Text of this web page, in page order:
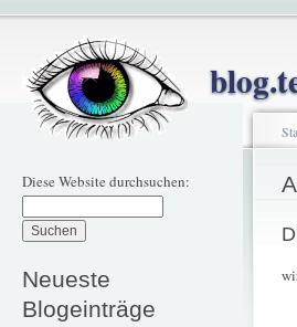
Diese Website durchsuchen:
Neueste
Blogeinträge